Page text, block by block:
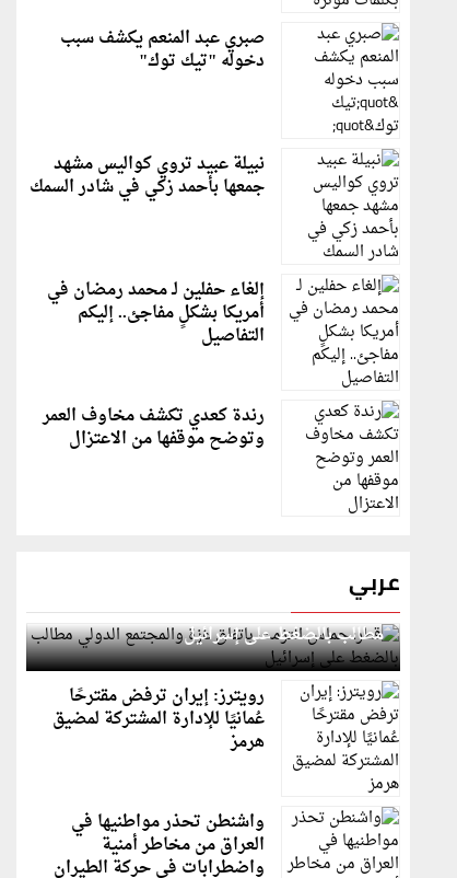
صبري عبد المنعم يكشف سبب
دخوله "تيك توك"
نبيلة عبيد تروي كواليس مشهد
جمعها بأحمد زكي في شادر السمك
إلغاء حفلين لـ محمد رمضان في
أمريكا بشكلٍ مفاجئ.. إليكم
التفاصيل
رندة كعدي تكشف مخاوف العمر
وتوضح موقفها من الاعتزال
عربي
قطر: حماس التزمت باتفاق غزة والمجتمع الدولي
مطالب بالضغط على إسرائيل
رويترز: إيران ترفض مقترحًا
عُمانيًا للإدارة المشتركة لمضيق
هرمز
واشنطن تحذر مواطنيها في
العراق من مخاطر أمنية
واضطرابات في حركة الطيران